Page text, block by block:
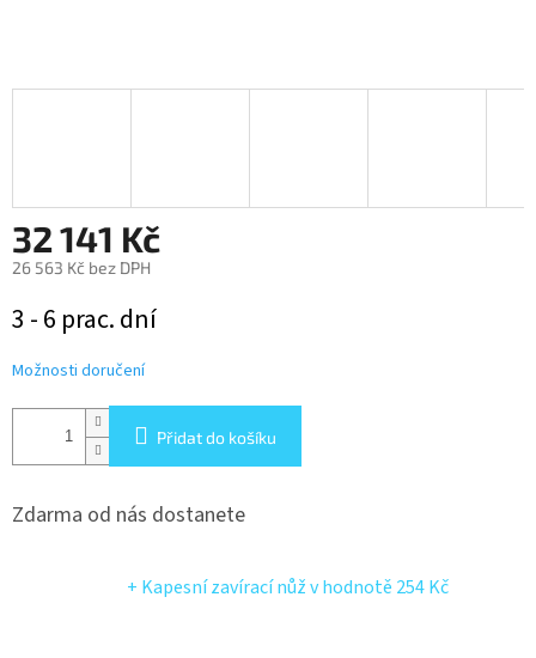
32 141 Kč
26 563 Kč bez DPH
cena:
3 - 6 prac. dní
Možnosti doručení
Přidat do košíku
Zdarma od nás dostanete
+ Kapesní zavírací nůžv hodnotě 254 Kč